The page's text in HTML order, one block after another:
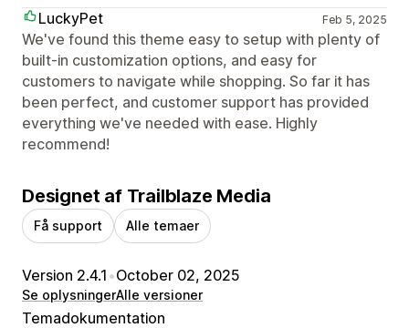
LuckyPet Feb 5, 2025
We've found this theme easy to setup with plenty of
built-in customization options, and easy for
customers to navigate while shopping. So far it has
been perfect, and customer support has provided
everything we've needed with ease. Highly
recommend!
Designet af Trailblaze Media
Få support Alle temaer
Version 2.4.1 •October 02, 2025
Se oplysningerAlle versioner
Temadokumentation